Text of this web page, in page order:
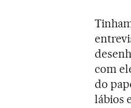
com
do
lábios